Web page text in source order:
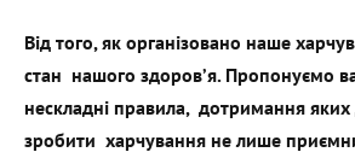
Від того, як організовано наше
стан нашого здоров’я. Пропонуємо
нескладні правила, дотримання яких
зробити харчування не лише